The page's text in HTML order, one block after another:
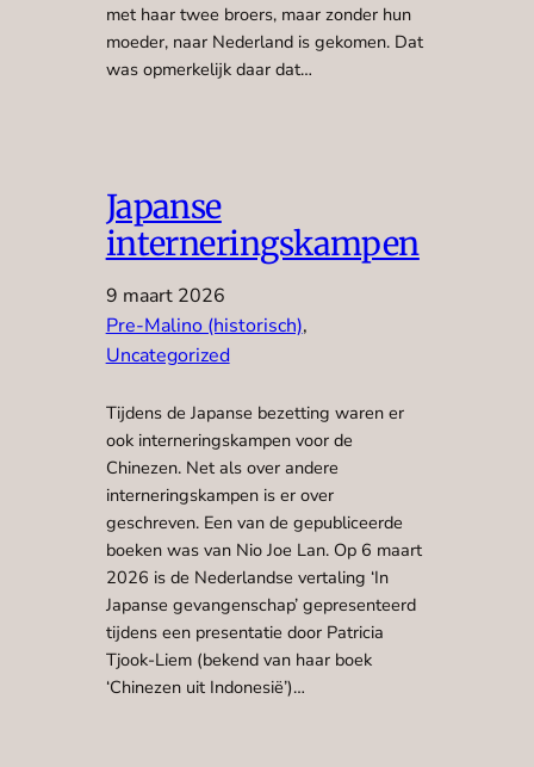
met haar twee broers, maar zonder hun
moeder, naar Nederland is gekomen. Dat
was opmerkelijk daar dat…
Japanse
interneringskampen
9 maart 2026
Pre-Malino (historisch)
Uncategorized
Tijdens de Japanse bezetting waren er
ook interneringskampen voor de
Chinezen. Net als over andere
interneringskampen is er over
geschreven. Een van de gepubliceerde
boeken was van Nio Joe Lan. Op 6 maart
2026 is de Nederlandse vertaling ‘In
Japanse gevangenschap’ gepresenteerd
tijdens een presentatie door Patricia
Tjook-Liem (bekend van haar boek
‘Chinezen uit Indonesië’)…